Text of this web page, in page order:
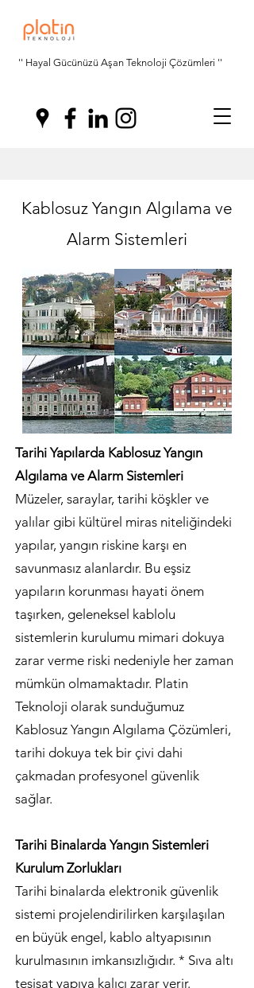
'' Hayal Gücünüzü Aşan Teknoloji Çözümleri ''
Kablosuz Yangın Algılama ve
Alarm Sistemleri
Tarihi Yapılarda Kablosuz Yangın
Algılama ve Alarm Sistemleri
Müzeler, saraylar, tarihi köşkler ve
yalılar gibi kültürel miras niteliğindeki
yapılar, yangın riskine karşı en
savunmasız alanlardır. Bu eşsiz
yapıların korunması hayati önem
taşırken, geleneksel kablolu
sistemlerin kurulumu mimari dokuya
zarar verme riski nedeniyle her zaman
mümkün olmamaktadır. Platin
Teknoloji olarak sunduğumuz
Kablosuz Yangın Algılama Çözümleri,
tarihi dokuya tek bir çivi dahi
çakmadan profesyonel güvenlik
sağlar.
Tarihi Binalarda Yangın Sistemleri
Kurulum Zorlukları
Tarihi binalarda elektronik güvenlik
sistemi projelendirilirken karşılaşılan
en büyük engel, kablo altyapısının
kurulmasının imkansızlığıdır. * Sıva altı
tesisat yapıya kalıcı zarar verir.